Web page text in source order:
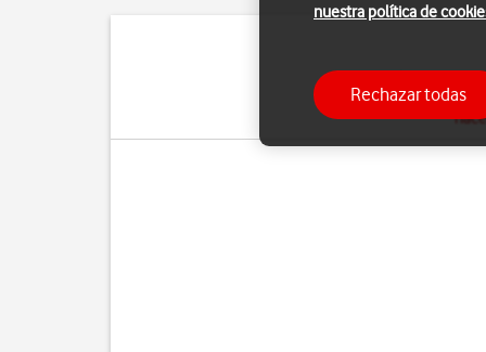
Si el teléfono
configuración
nuestra política de
Rechazar todas